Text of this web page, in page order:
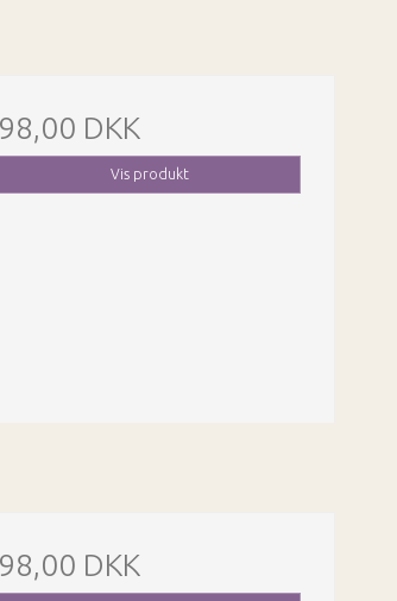
98,00 DKK
Vis produkt
98,00 DKK